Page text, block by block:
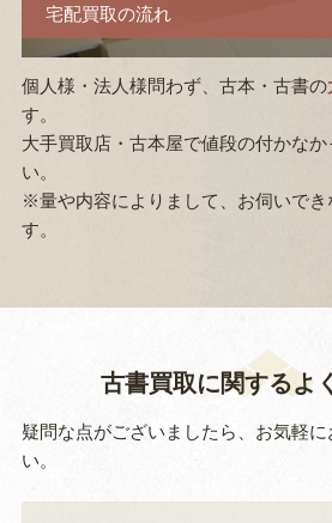
宅配買取の流れ
個人様・法人様問わず、古本・古書の
す。
大手買取店・古本屋で値段の付かな
い。
※量や内容によりまして、お伺いでき
す。
古書買取に関するよ
疑問な点がございましたら、お気軽
い。